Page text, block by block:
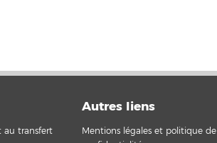
au transfert
Autres liens
Mentions légales et politique de